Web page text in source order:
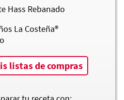
Hass Rebanado
La Costeña®
listas de compras